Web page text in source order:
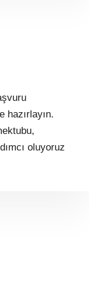
hazırlayın.
oluyoruz